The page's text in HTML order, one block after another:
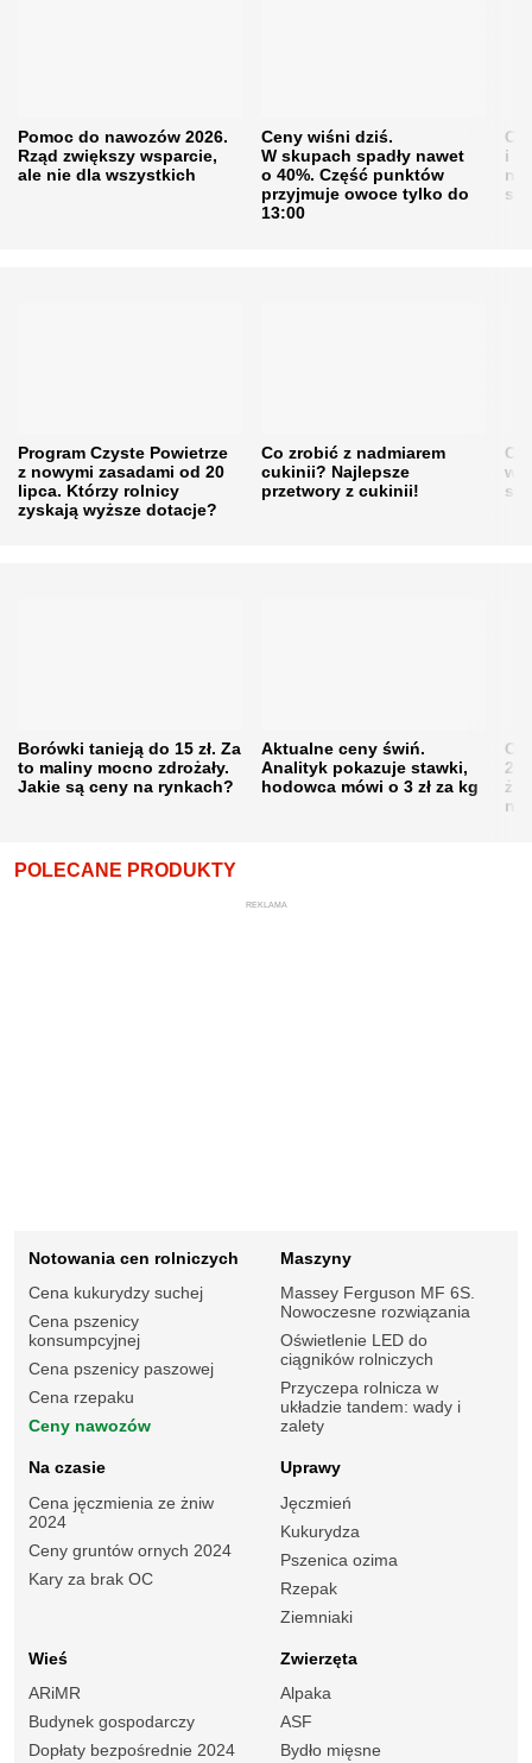
Pomoc do nawozów 2026.
Rząd zwiększy wsparcie,
ale nie dla wszystkich
Ceny wiśni dziś.
W skupach spadły nawet
o 40%. Część punktów
przyjmuje owoce tylko do
13:00
i
Program Czyste Powietrze
z nowymi zasadami od 20
lipca. Którzy rolnicy
zyskają wyższe dotacje?
Co zrobić z nadmiarem
cukinii? Najlepsze
przetwory z cukinii!
w
Borówki tanieją do 15 zł. Za
to maliny mocno zdrożały.
Jakie są ceny na rynkach?
Aktualne ceny świń.
Analityk pokazuje stawki,
hodowca mówi o 3 zł za kg
POLECANE PRODUKTY
REKLAMA
Notowania cen rolniczych
Cena kukurydzy suchej
Cena pszenicy
konsumpcyjnej
Cena pszenicy paszowej
Cena rzepaku
Ceny nawozów
Maszyny
Massey Ferguson MF 6S.
Nowoczesne rozwiązania
Oświetlenie LED do
ciągników rolniczych
Przyczepa rolnicza w
układzie tandem: wady i
zalety
Na czasie
Cena jęczmienia ze żniw
2024
Ceny gruntów ornych 2024
Kary za brak OC
Uprawy
Jęczmień
Kukurydza
Pszenica ozima
Rzepak
Ziemniaki
Wieś
ARiMR
Budynek gospodarczy
Dopłaty bezpośrednie 2024
Zwierzęta
Alpaka
ASF
Bydło mięsne